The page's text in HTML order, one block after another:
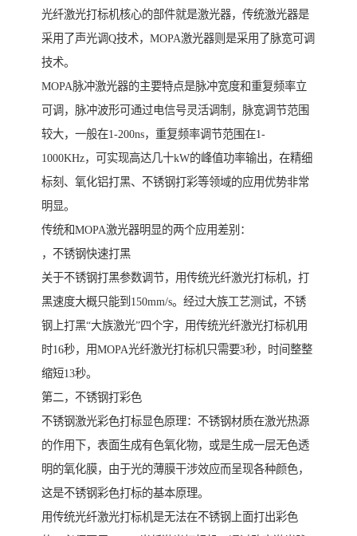
光纤激光打标机核心的部件就是激光器，传统激光器是
采用了声光调Q技术，MOPA激光器则是采用了脉宽可调
技术。
MOPA脉冲激光器的主要特点是脉冲宽度和重复频率立
可调，脉冲波形可通过电信号灵活调制，脉宽调节范围
较大，一般在1-200ns，重复频率调节范围在1-
1000KHz，可实现高达几十kW的峰值功率输出，在精细
标刻、氧化铝打黑、不锈钢打彩等领域的应用优势非常
明显。
传统和MOPA激光器明显的两个应用差别：
，不锈钢快速打黑
关于不锈钢打黑参数调节，用传统光纤激光打标机，打
黑速度大概只能到150mm/s。经过大族工艺测试，不锈
钢上打黑“大族激光”四个字，用传统光纤激光打标机用
时16秒，用MOPA光纤激光打标机只需要3秒，时间整整
缩短13秒。
第二，不锈钢打彩色
不锈钢激光彩色打标显色原理：不锈钢材质在激光热源
的作用下，表面生成有色氧化物，或是生成一层无色透
明的氧化膜，由于光的薄膜干涉效应而呈现各种颜色，
这是不锈钢彩色打标的基本原理。
用传统光纤激光打标机是无法在不锈钢上面打出彩色